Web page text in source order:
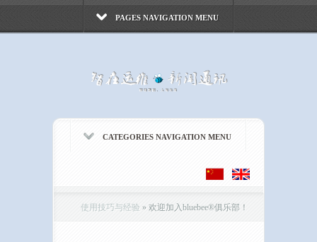
PAGES NAVIGATION MENU
CATEGORIES NAVIGATION MENU
使用技巧与经验 » 欢迎加入bluebee®俱乐部！